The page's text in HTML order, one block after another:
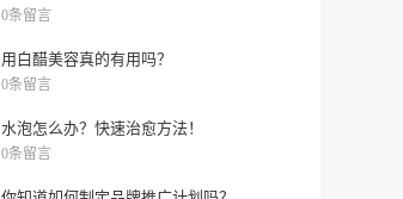
0条留言
用白醋美容真的有用吗？
0条留言
水泡怎么办？快速治愈方法！
0条留言